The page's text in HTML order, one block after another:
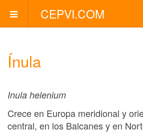
CEPVI.COM
Ínula
Inula helenium
Crece en Europa meridional y
central, en los Balcanes y en